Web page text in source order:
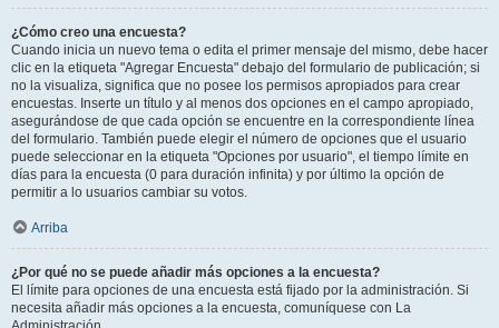
¿Cómo creo una encuesta?
Cuando inicia un nuevo tema o edita el primer mensaje del mismo, debe hacer
clic en la etiqueta "Agregar Encuesta" debajo del formulario de publicación; si
no la visualiza, significa que no posee los permisos apropiados para crear
encuestas. Inserte un título y al menos dos opciones en el campo apropiado,
asegurándose de que cada opción se encuentre en la correspondiente línea
del formulario. También puede elegir el número de opciones que el usuario
puede seleccionar en la etiqueta "Opciones por usuario", el tiempo límite en
días para la encuesta (0 para duración infinita) y por último la opción de
permitir a lo usuarios cambiar su votos.
Arriba
¿Por qué no se puede añadir más opciones a la encuesta?
El límite para opciones de una encuesta está fijado por la administración. Si
necesita añadir más opciones a la encuesta, comuníquese con La